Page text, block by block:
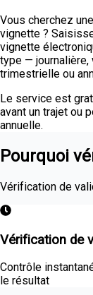
Vous cherchez
vignette ?
vignette
type — journalière,
trimestrielle ou
Le service est
avant un trajet ou
annuelle.
Pourquoi
Vérification de
Vérification de
Contrôle
le résultat